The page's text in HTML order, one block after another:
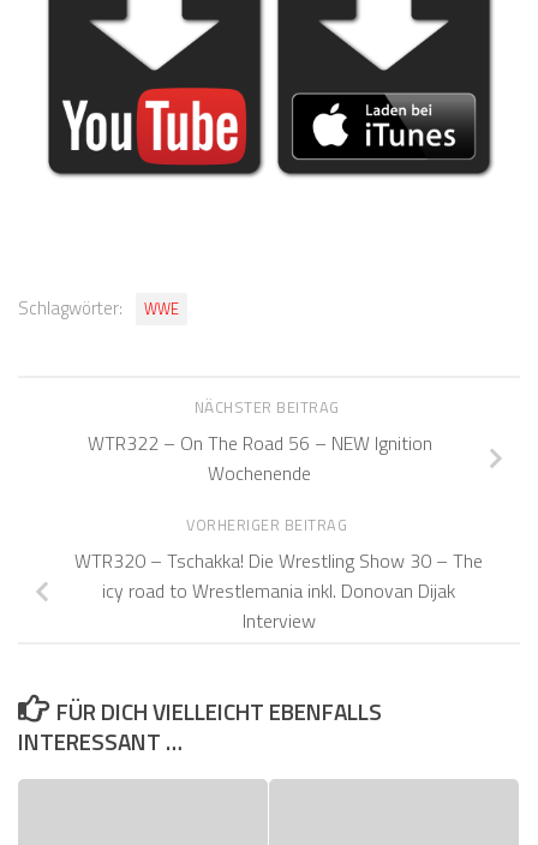
Schlagwörter: WWE
NÄCHSTER BEITRAG
WTR322 – On The Road 56 – NEW Ignition
Wochenende
VORHERIGER BEITRAG
WTR320 – Tschakka! Die Wrestling Show 30 – The
icy road to Wrestlemania inkl. Donovan Dijak
Interview
FÜR DICH VIELLEICHT EBENFALLS
INTERESSANT …